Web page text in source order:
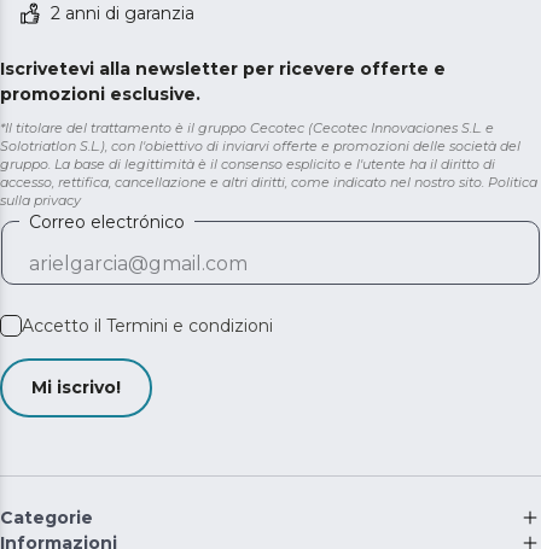
2 anni di garanzia
Iscrivetevi alla newsletter per ricevere offerte e
promozioni esclusive.
*Il titolare del trattamento è il gruppo Cecotec (Cecotec Innovaciones S.L. e
Solotriatlon S.L.), con l'obiettivo di inviarvi offerte e promozioni delle società del
gruppo. La base di legittimità è il consenso esplicito e l'utente ha il diritto di
accesso, rettifica, cancellazione e altri diritti, come indicato nel nostro sito. Politica
sulla privacy
Correo electrónico
Accetto il Termini e condizioni
Mi iscrivo!
Categorie
Informazioni